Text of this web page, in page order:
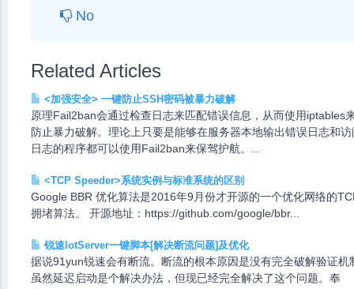
No
Related Articles
<加强安全> 一键防止SSH密码被暴力破解
原理Fail2ban会通过检查日志来匹配错误信息，从而使用iptables
防止暴力破解。理论上只要是能够在服务器本地输出错误日志和访
日志的程序都可以使用Fail2ban来保驾护航。...
<TCP Speeder>系统实例与标准系统的区别
Google BBR 优化算法是2016年9月份才开源的一个优化网络的
拥堵算法。 开源地址：https://github.com/google/bbr...
锐速lotServer一键脚本[解决断流问题]及优化
据说91yun锐速会有断流。断流的根本原因是没有完全破解验证机
虽然延迟启动是个解决办法，但现已经完全解决了这个问题。奉